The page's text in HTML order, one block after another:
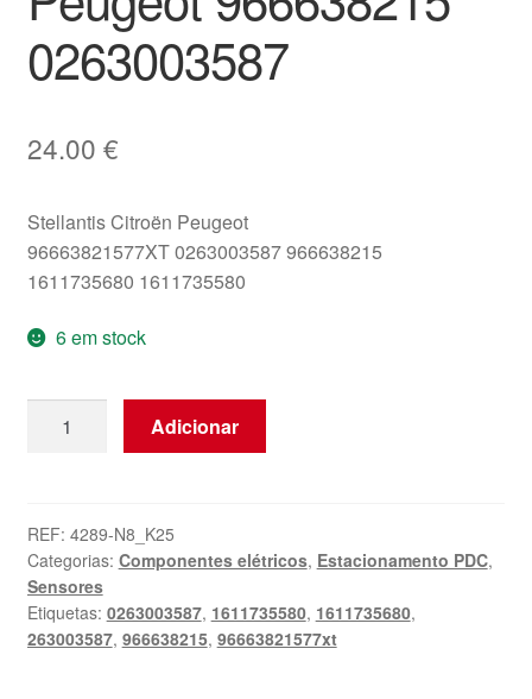
0263003587
24.00 €
Stellantis Citroën Peugeot
96663821577XT 0263003587 966638215
1611735680 1611735580
6 em stock
Estacionamento
Bosch
Citroën
Peugeot
966638215
Adicionar
REF: 4289-N8_K25
Categorias: Componentes elétricos, Estacionamento PDC,
Sensores
Etiquetas: 0263003587, 1611735580, 1611735680,
263003587, 966638215, 96663821577xt